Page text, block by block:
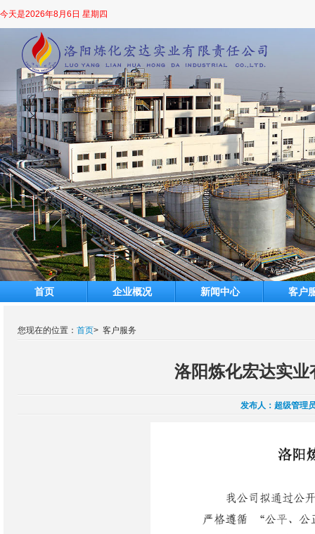
今天是2026年8月6日 星期四
首页 企业概况 新闻中心 客户
您现在的位置： 首页> 客户服务
洛阳炼化宏达实
发布人： 超级管理